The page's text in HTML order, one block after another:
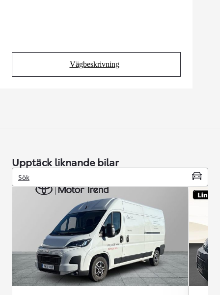
Vägbeskrivning
(Opens in new tab)
Upptäck liknande bilar
Sök